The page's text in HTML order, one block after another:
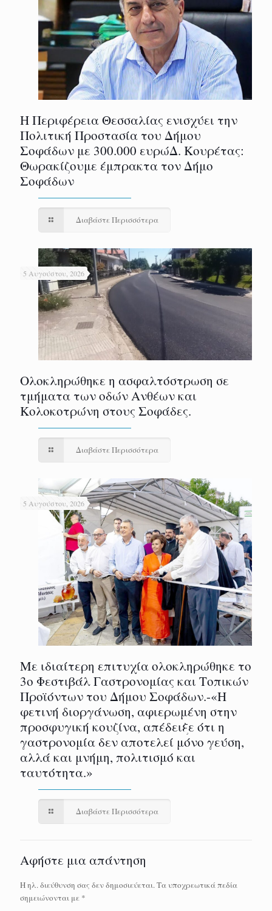
Η Περιφέρεια Θεσσαλίας ενισχύει την
Πολιτική Προστασία του Δήμου
Σοφάδων με 300.000 ευρώΔ. Κουρέτας:
Θωρακίζουμε έμπρακτα τον Δήμο
Σοφάδων
Διαβάστε Περισσότερα
5 Αυγούστου, 2026
Ολοκληρώθηκε η ασφαλτόστρωση σε
τμήματα των οδών Ανθέων και
Κολοκοτρώνη στους Σοφάδες.
Διαβάστε Περισσότερα
5 Αυγούστου, 2026
Με ιδιαίτερη επιτυχία ολοκληρώθηκε το
3ο Φεστιβάλ Γαστρονομίας και Τοπικών
Προϊόντων του Δήμου Σοφάδων.-«Η
φετινή διοργάνωση, αφιερωμένη στην
προσφυγική κουζίνα, απέδειξε ότι η
γαστρονομία δεν αποτελεί μόνο γεύση,
αλλά και μνήμη, πολιτισμό και
ταυτότητα.»
Διαβάστε Περισσότερα
Αφήστε μια απάντηση
Η ηλ. διεύθυνση σας δεν δημοσιεύεται.Τα υποχρεωτικά πεδία
σημειώνονται με *